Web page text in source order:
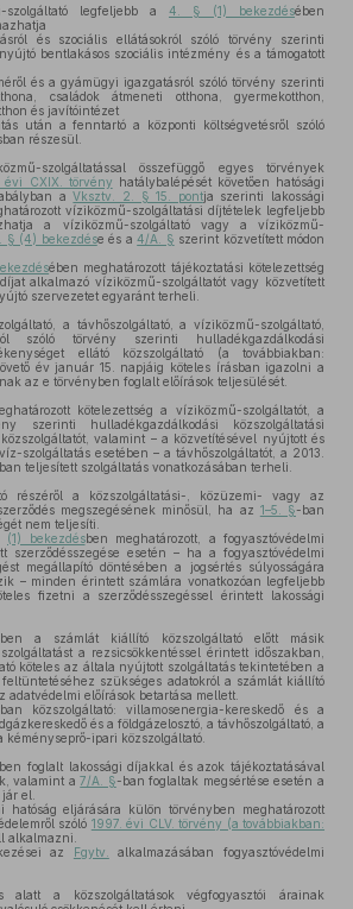
szolgáltató legfeljebb a 4. § (1) bekezdésében
és szociális ellátásokról szóló törvény szerinti
bentlakásos szociális intézmény és a támogatott
és a gyámügyi igazgatásról szóló törvény szerinti
családok átmeneti otthona, gyermekotthon,
és javítóintézet
után a fenntartó a központi költségvetésről szóló
részesül.
szolgáltatással összefüggő egyes törvények
évi CXIX. törvény hatálybalépését követően hatósági
aVksztv. 2. § 15. pontja szerinti lakossági
víziközmű-szolgáltatási díjtételek legfeljebb
a víziközmű-szolgáltató vagy a víziközmű-
§ (4) bekezdése és a4/A. § szerint közvetített módon
ében meghatározott tájékoztatási kötelezettség
alkalmazó víziközmű-szolgáltatót vagy közvetített
szervezetet egyaránt terheli.
a távhőszolgáltató, a víziközmű-szolgáltató,
szóló törvény szerinti hulladékgazdálkodási
ellátó közszolgáltató (a továbbiakban:
év január 15. napjáig köteles írásban igazolni a
az e törvényben foglalt előírások teljesülését.
kötelezettség a víziközmű-szolgáltatót, a
szerinti hulladékgazdálkodási közszolgáltatási
valamint – a közvetítésével nyújtott és
szolgáltatás esetében – a távhőszolgáltatót, a 2013.
teljesített szolgáltatás vonatkozásában terheli.
részéről a közszolgáltatási-, közüzemi- vagy az
megszegésének minősül, ha az 1–5. §-ban
nem teljesíti.
(1) bekezdésben meghatározott, a fogyasztóvédelmi
szerződésszegése esetén – ha a fogyasztóvédelmi
megállapító döntésében a jogsértés súlyosságára
– minden érintett számlára vonatkozóan legfeljebb
fizetni a szerződésszegéssel érintett lakossági
a számlát kiállító közszolgáltató előtt másik
a rezsicsökkentéssel érintett időszakban,
köteles az általa nyújtott szolgáltatás tekintetében a
feltüntetéséhez szükséges adatokról a számlát kiállító
adatvédelmi előírások betartása mellett.
közszolgáltató: villamosenergia-kereskedő és a
és a földgázelosztó, a távhőszolgáltató, a
ipari közszolgáltató.
foglalt lakossági díjakkal és azok tájékoztatásával
valamint a7/A. §-ban foglaltak megsértése esetén a
el.
hatóság eljárására külön törvényben meghatározott
szóló 1997. évi CLV. törvény (a továbbiakban:
alkalmazni.
az Fgytv.
alkalmazásában fogyasztóvédelmi
alatt a közszolgáltatások végfogyasztói árainak